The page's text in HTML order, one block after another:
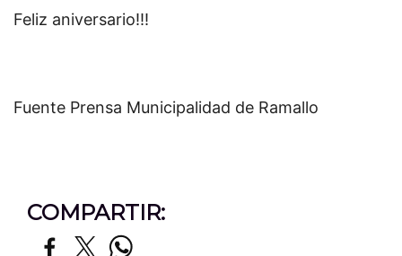
Feliz aniversario!!!
Fuente Prensa Municipalidad de Ramallo
COMPARTIR: